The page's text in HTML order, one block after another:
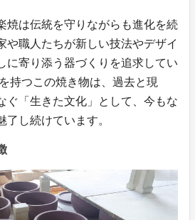
焼は伝統を守りながらも進化を続
や職人たちが新しい技法やデザイ
に寄り添う器づくりを追求してい
持つこの焼き物は、過去と現
ぐ「生きた文化」として、今もな
了し続けています。